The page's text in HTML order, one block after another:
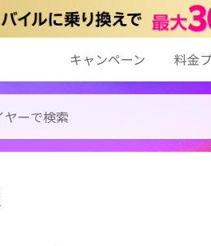
キャンペーン 料金